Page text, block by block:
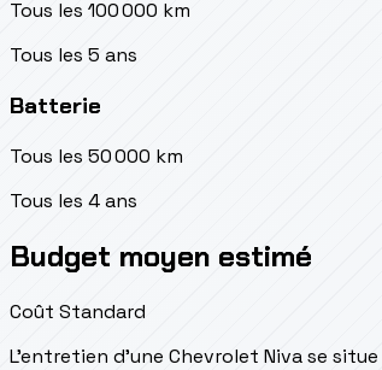
Tous les 100 000 km
Tous les 5 ans
Batterie
Tous les 50 000 km
Tous les 4 ans
Budget moyen estimé
Coût Standard
L'entretien d'une Chevrolet Niva se situe